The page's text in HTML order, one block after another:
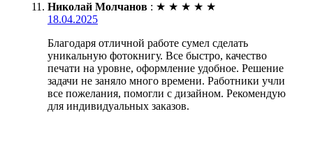
Николай Молчанов : ★ ★ ★ ★ ★
18.04.2025
Благодаря отличной работе сумел сделать
уникальную фотокнигу. Все быстро, качество
печати на уровне, оформление удобное. Решение
задачи не заняло много времени. Работники учли
все пожелания, помогли с дизайном. Рекомендую
для индивидуальных заказов.